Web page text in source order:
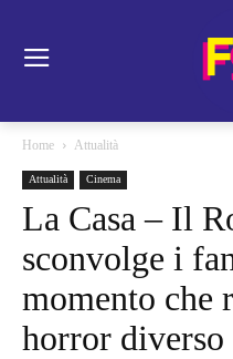
Home Attualità
Attualità Cinema
La Casa – Il
sconvolge i
momento che
horror